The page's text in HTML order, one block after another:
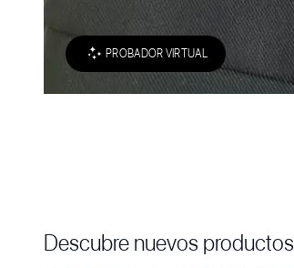
PROBADOR VIRTUAL
Descubre nuevos productos